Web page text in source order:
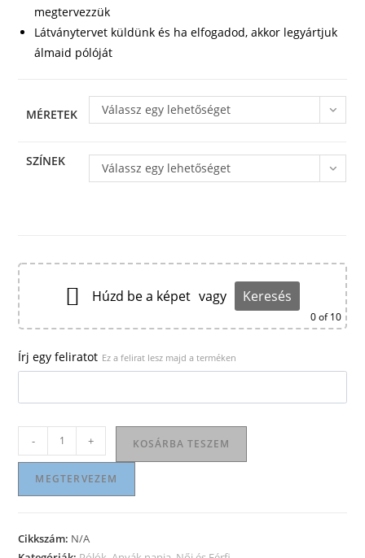
megtervezzük
Látványtervet küldünk és ha elfogadod, akkor legyártjuk
álmaid pólóját
MÉRETEK Válassz egy lehetőséget
SZÍNEK Válassz egy lehetőséget
Húzd be a képet vagy Keresés
0of 10
Írj egy feliratot Ez a felirat lesz majd a terméken
környakú
póló
mennyiség
- + KOSÁRBA TESZEM
MEGTERVEZEM
Cikkszám: N/A